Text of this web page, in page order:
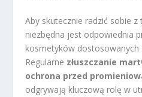
Aby skutecznie radzić sobie
niezbędna jest odpowiednia
kosmetyków dostosowanych
Regularne złuszczanie
ochrona przed
odgrywają kluczową rolę w